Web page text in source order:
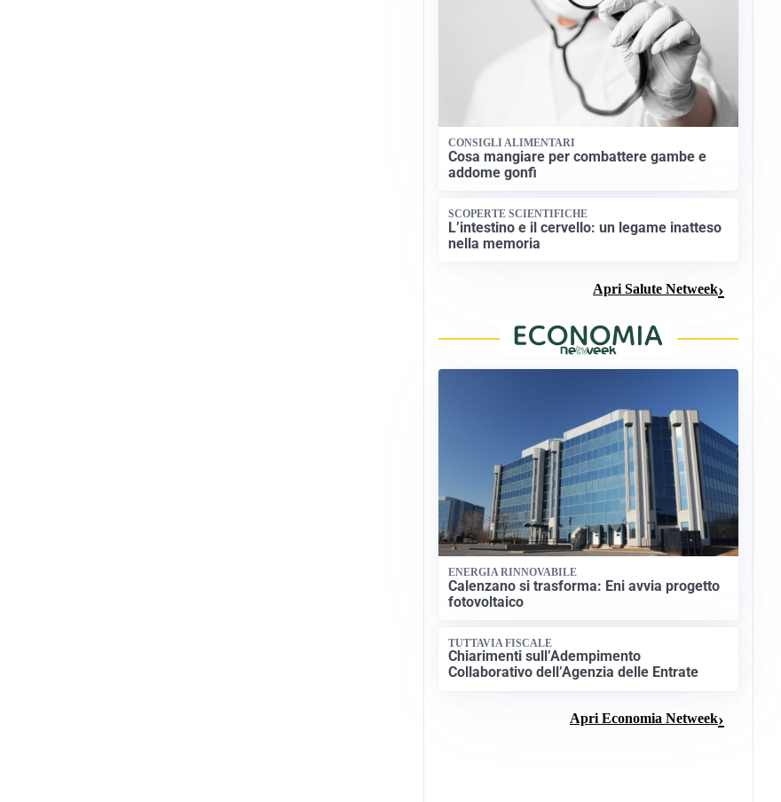
CONSIGLI ALIMENTARI
Cosa mangiare per combattere gambe e
addome gonfi
SCOPERTE SCIENTIFICHE
L’intestino e il cervello: un legame inatteso
nella memoria
Apri Salute Netweek
ENERGIA RINNOVABILE
Calenzano si trasforma: Eni avvia progetto
fotovoltaico
TUTTAVIA FISCALE
Chiarimenti sull’Adempimento
Collaborativo dell’Agenzia delle Entrate
Apri Economia Netweek